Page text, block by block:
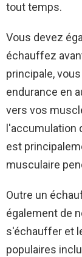
tout temps.
Vous devez
échauffez
principale,
endurance en
vers vos
l'accumulation
est
musculaire
Outre un
également de
s'échauffer et
populaires